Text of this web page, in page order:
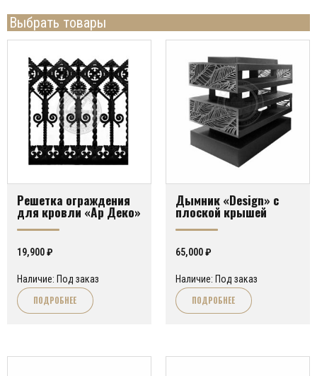
Выбрать товары
Решетка ограждения
для кровли «Ар Деко»
19,900₽
Наличие: Под заказ
ПОДРОБНЕЕ
Дымник «Design» с
плоской крышей
65,000₽
Наличие: Под заказ
ПОДРОБНЕЕ